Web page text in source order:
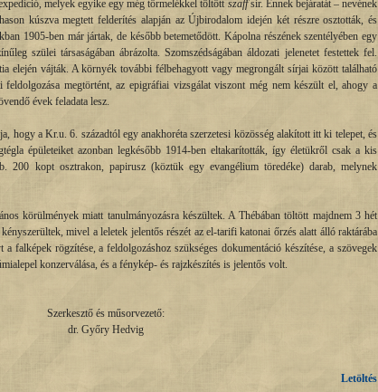
melyek egyike egy még törmelékkel töltött szaffsír. Ennek bejáratát – nevének
kúszva megtett felderítés alapján az Újbirodalom idején két részre osztották, és
1905-ben már jártak, de később betemetődött. Kápolna részének szentélyében egy
szülei társaságában ábrázolta. Szomszédságában áldozati jelenetet festettek fel.
elején vájták. A környék további félbehagyott vagy megrongált sírjai között található
feldolgozása megtörtént, az epigráfiai vizsgálat viszont még nem készült el, ahogy a
évek feladata lesz.
hogy a Kr.u. 6. századtól egy anakhoréta szerzetesi közösség alakított itt ki telepet, és
épületeiket azonban legkésőbb 1914-ben eltakarították, így életükről csak a kis
200 kopt osztrakon, papirusz (köztük egy evangélium töredéke) darab, melynek
körülmények miatt tanulmányozásra készültek. A Thébában töltött majdnem 3 hét
mivel a leletek jelentős részét az el-tarifi katonai őrzés alatt álló raktárába
falképek rögzítése, a feldolgozáshoz szükséges dokumentáció készítése, a szövegek
konzerválása, és a fénykép- és rajzkészítés is jelentős volt.
Szerkesztő és műsorvezető:
dr. Győry Hedvig
Letöltés